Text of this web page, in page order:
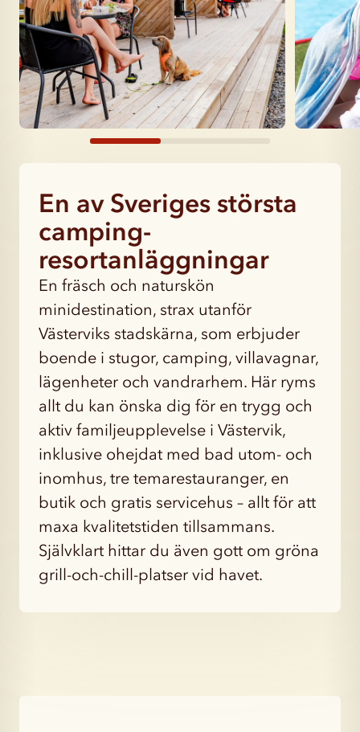
En av Sveriges största
camping-
resortanläggningar
En fräsch och naturskön
minidestination, strax utanför
Västerviks stadskärna, som erbjuder
boende i stugor, camping, villavagnar,
lägenheter och vandrarhem. Här ryms
allt du kan önska dig för en trygg och
aktiv familjeupplevelse i Västervik,
inklusive ohejdat med bad utom- och
inomhus, tre temarestauranger, en
butik och gratis servicehus – allt för att
maxa kvalitetstiden tillsammans.
Självklart hittar du även gott om gröna
grill-och-chill-platser vid havet.